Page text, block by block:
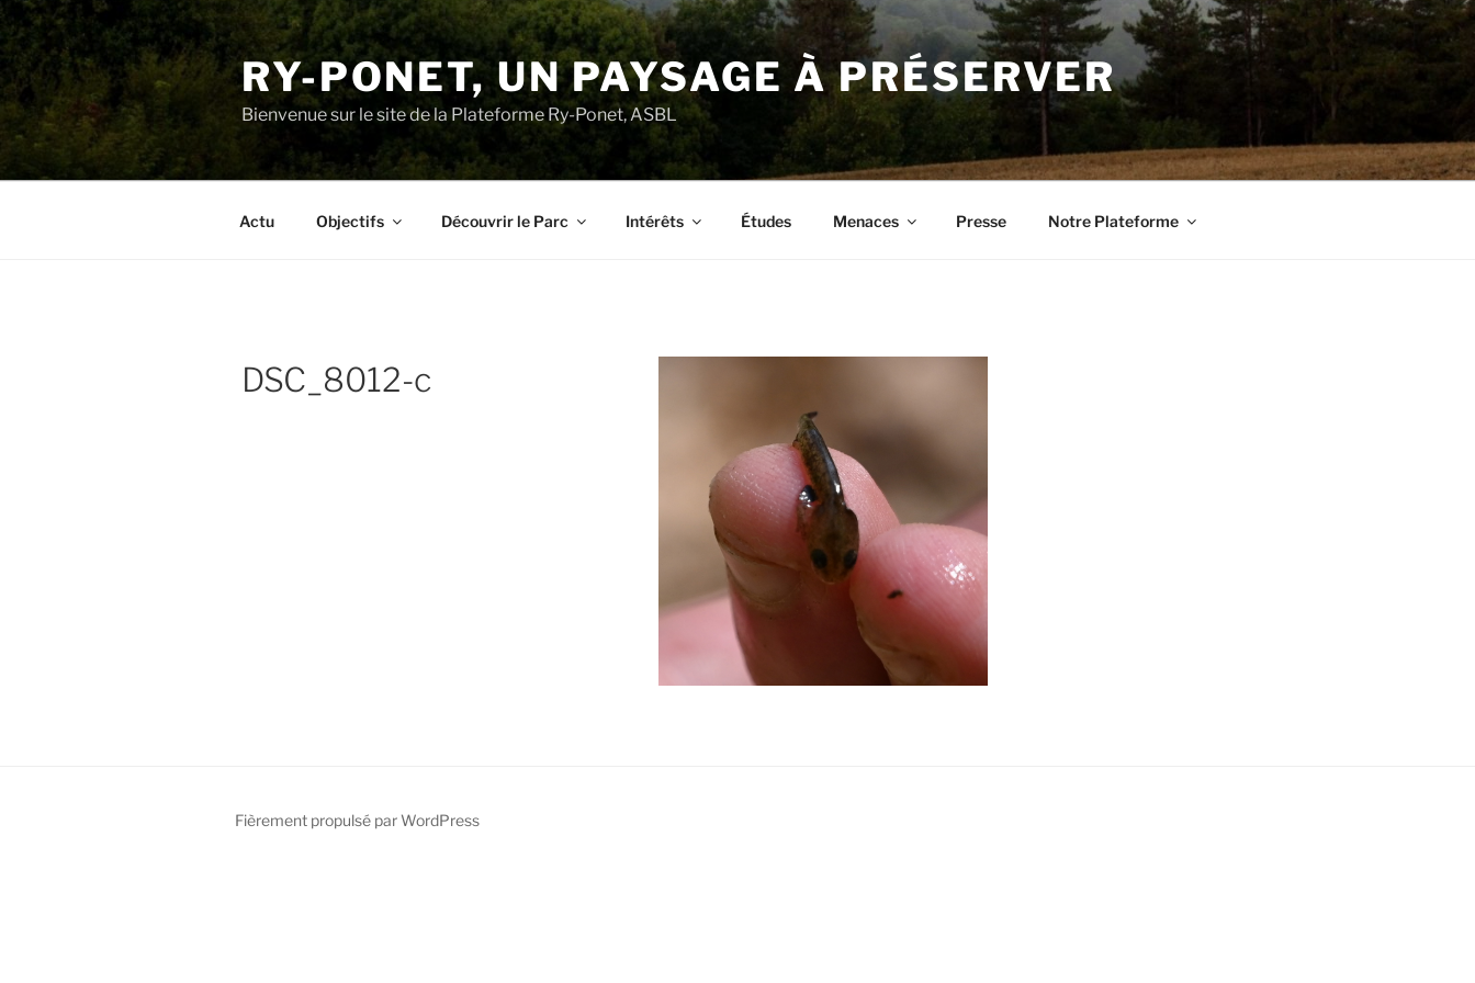
Aller
au
contenu
principal
RY-PONET, UN PAYSAGE À PRÉSERVER
Bienvenue sur le site de la Plateforme Ry-Ponet, ASBL
Actu Objectifs Découvrir le Parc Intérêts Études Menaces Presse Notre Plateforme
DSC_8012-c
Fièrement propulsé par WordPress